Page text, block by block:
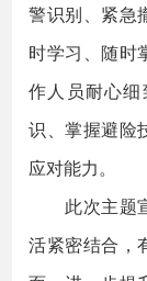
警识别、紧急
时学习、随时
作人员耐心
识、掌握避险
应对能力。
此次主题宣
活紧密结合，